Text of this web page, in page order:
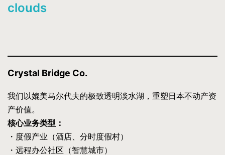
clouds
Crystal Bridge Co.
我们以媲美马尔代夫的极致透明淡水湖，重塑日本不动产资
产价值。
核心业务类型：
・度假产业（酒店、分时度假村）
・远程办公社区（智慧城市）